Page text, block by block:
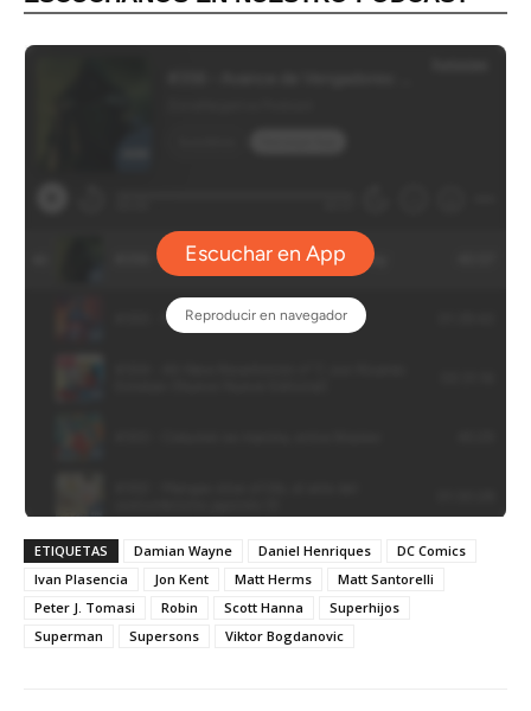
ETIQUETAS Damian Wayne Daniel Henriques
DC Comics
Ivan Plasencia
Jon Kent Matt Herms
Matt Santorelli
Peter J. Tomasi
Robin Scott Hanna
Superhijos
Superman
Supersons Viktor Bogdanovic